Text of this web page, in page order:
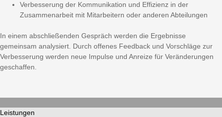
Verbesserung der Kommunikation und Effizienz in der
Zusammenarbeit mit Mitarbeitern oder anderen Abteilungen
In einem abschließenden Gespräch werden die Ergebnisse
gemeinsam analysiert. Durch offenes Feedback und Vorschläge zur
Verbesserung werden neue Impulse und Anreize für Veränderungen
geschaffen.
Leistungen